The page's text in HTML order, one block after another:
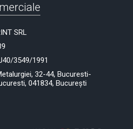
SRL
3549/1991
32-44, Bucuresti-
041834, București